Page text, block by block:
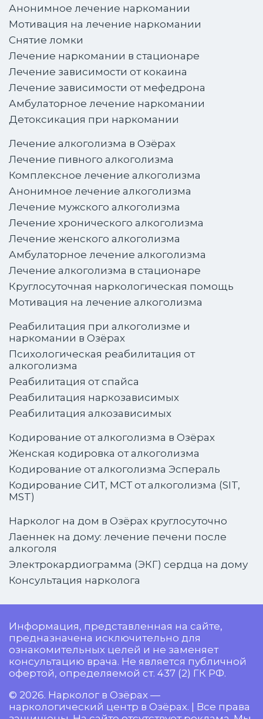
Анонимное лечение наркомании
Мотивация на лечение наркомании
Снятие ломки
Лечение наркомании в стационаре
Лечение зависимости от кокаина
Лечение зависимости от мефедрона
Амбулаторное лечение наркомании
Детоксикация при наркомании
Лечение алкоголизма в Озёрах
Лечение пивного алкоголизма
Комплексное лечение алкоголизма
Анонимное лечение алкоголизма
Лечение мужского алкоголизма
Лечение хронического алкоголизма
Лечение женского алкоголизма
Амбулаторное лечение алкоголизма
Лечение алкоголизма в стационаре
Круглосуточная наркологическая помощь
Мотивация на лечение алкоголизма
Реабилитация при алкоголизме и
наркомании в Озёрах
Психологическая реабилитация от
алкоголизма
Реабилитация от спайса
Реабилитация наркозависимых
Реабилитация алкозависимых
Кодирование от алкоголизма в Озёрах
Женская кодировка от алкоголизма
Кодирование от алкоголизма Эспераль
Кодирование СИТ, МСТ от алкоголизма (SIT,
MST)
Нарколог на дом в Озёрах круглосуточно
Лаеннек на дому: лечение печени после
алкоголя
Электрокардиограмма (ЭКГ) сердца на дому
Консультация нарколога
Информация, представленная на сайте,
предназначена исключительно для
ознакомительных целей и не заменяет
консультацию врача. Не является публичной
офертой, определяемой ст. 437 (2) ГК РФ.
© 2026. Нарколог в Озёрах —
наркологический центр в Озёрах. | Все права